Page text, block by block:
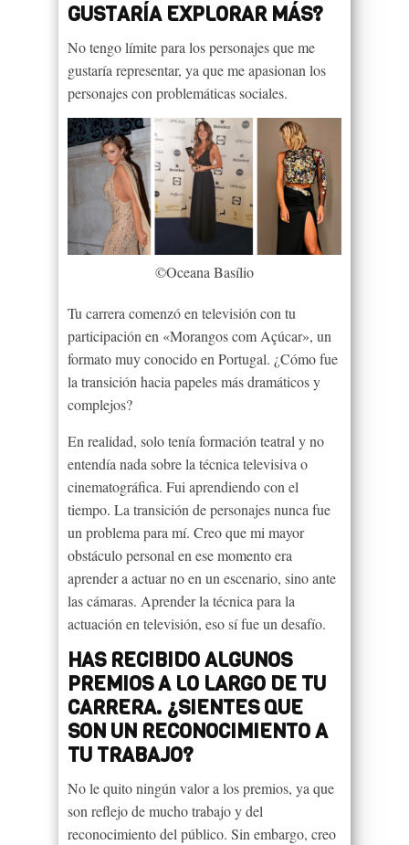
GUSTARÍA EXPLORAR MÁS?
No tengo límite para los personajes que me
gustaría representar, ya que me apasionan los
personajes con problemáticas sociales.
©Oceana Basílio
Tu carrera comenzó en televisión con tu
participación en «Morangos com Açúcar», un
formato muy conocido en Portugal. ¿Cómo fue
la transición hacia papeles más dramáticos y
complejos?
En realidad, solo tenía formación teatral y no
entendía nada sobre la técnica televisiva o
cinematográfica. Fui aprendiendo con el
tiempo. La transición de personajes nunca fue
un problema para mí. Creo que mi mayor
obstáculo personal en ese momento era
aprender a actuar no en un escenario, sino ante
las cámaras. Aprender la técnica para la
actuación en televisión, eso sí fue un desafío.
HAS RECIBIDO ALGUNOS
PREMIOS A LO LARGO DE TU
CARRERA. ¿SIENTES QUE
SON UN RECONOCIMIENTO A
TU TRABAJO?
No le quito ningún valor a los premios, ya que
son reflejo de mucho trabajo y del
reconocimiento del público. Sin embargo, creo